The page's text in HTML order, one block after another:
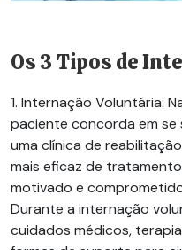
Os 3 Tipos de
1. Internação Voluntária:
paciente concorda em
uma clínica de
mais eficaz de
motivado e
Durante a internação
cuidados médicos,